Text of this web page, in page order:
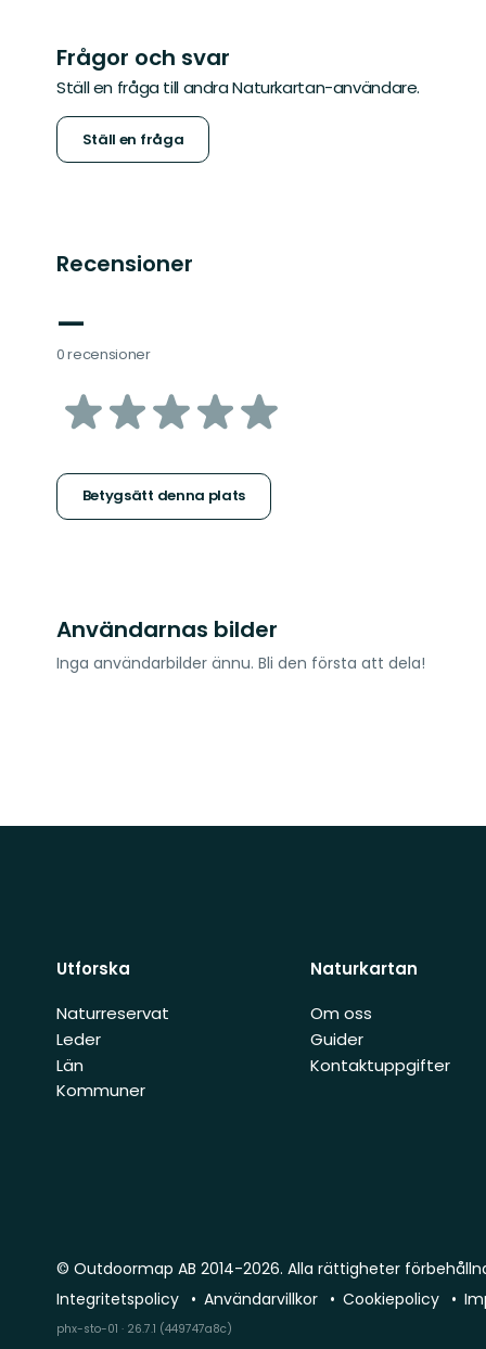
Frågor och svar
Ställ en fråga till andra Naturkartan-användare.
Ställ en fråga
Recensioner
—
0 recensioner
av
stjärnor
Betygsätt denna plats
Användarnas bilder
Inga användarbilder ännu. Bli den första att dela!
Utforska
Naturreservat
Leder
Län
Kommuner
Naturkartan
Om oss
Guider
Kontaktuppgifter
© Outdoormap AB 2014-2026. Alla rättigheter
Integritetspolicy
Användarvillkor Cookiepolicy
phx-sto-01 · 26.7.1 (449747a8c)